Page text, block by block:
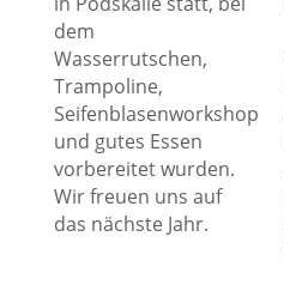
dem
Wasserrutschen,
Trampoline,
Seifenblasenworkshop
und gutes Essen
vorbereitet wurden.
Wir freuen uns auf
das nächste Jahr.